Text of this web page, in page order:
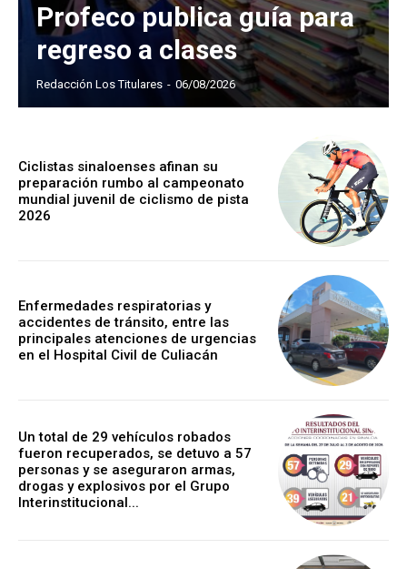
Profeco publica guía para
regreso a clases
Redacción Los Titulares - 06/08/2026
Ciclistas sinaloenses afinan su
preparación rumbo al campeonato
mundial juvenil de ciclismo de pista
2026
Enfermedades respiratorias y
accidentes de tránsito, entre las
principales atenciones de urgencias
en el Hospital Civil de Culiacán
Un total de 29 vehículos robados
fueron recuperados, se detuvo a 57
personas y se aseguraron armas,
drogas y explosivos por el Grupo
Interinstitucional...